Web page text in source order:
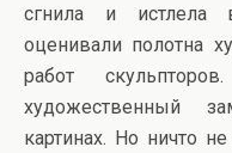
сгнила и истлела
оценивали полотна
работ
художественный
картинах. Но ничто